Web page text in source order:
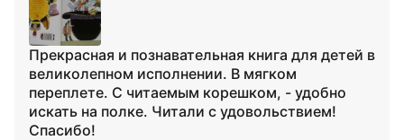
Прекрасная и познавательная книга для детей в
великолепном исполнении. В мягком
переплете. С читаемым корешком, - удобно
искать на полке. Читали с удовольствием!
Спасибо!